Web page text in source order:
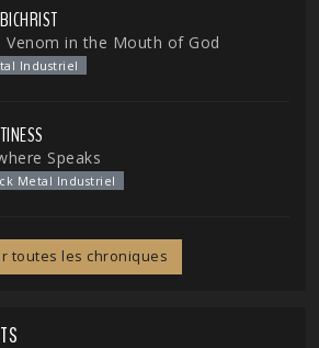
Venom in the Mouth of God
Industriel
Speaks
Metal Industriel
toutes les chroniques